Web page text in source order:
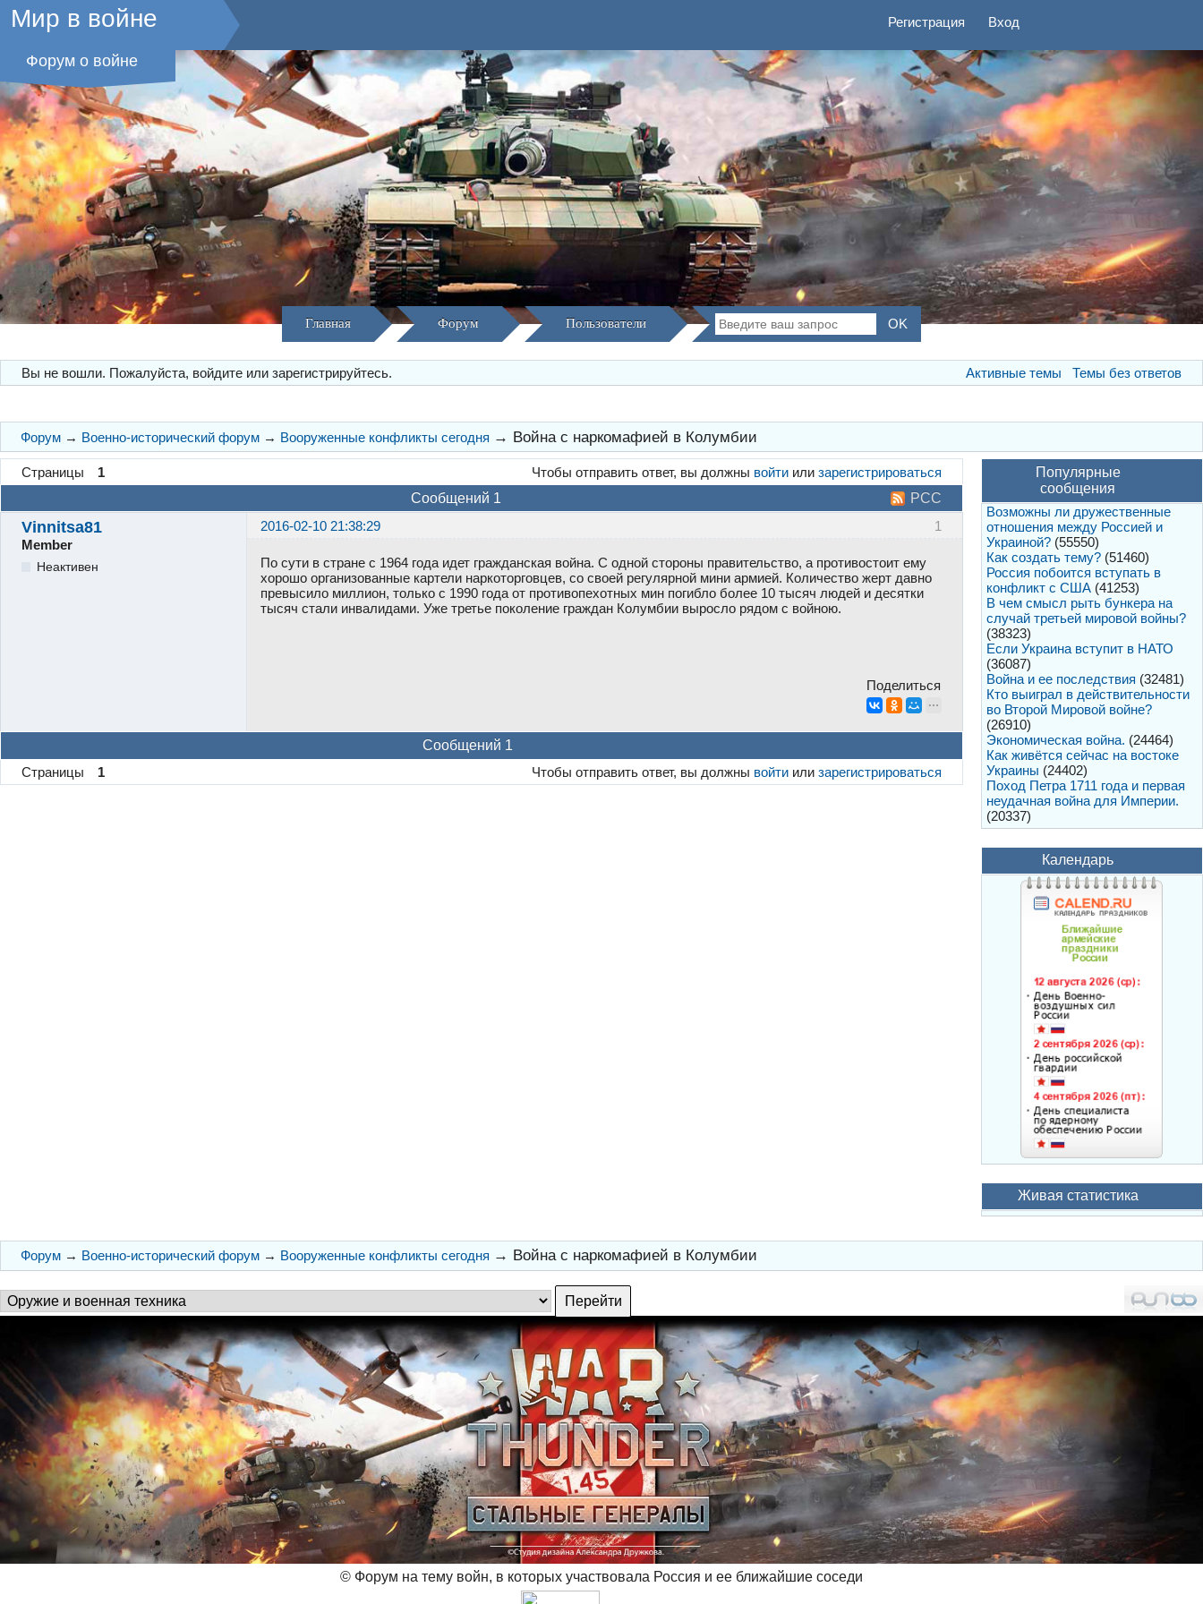
Мир в войне
Форум о войне
Регистрация Вход
Главная Форум Пользователи
Вы не вошли. Пожалуйста, войдите или зарегистрируйтесь. Активные темы Темы без ответов
Форум → Военно-исторический форум → Вооруженные конфликты сегодня → Война с наркомафией в Колумбии
Страницы 1 Чтобы отправить ответ, вы должны войти илизарегистрироваться
РСС
Сообщений 1
1
Vinnitsa81
2016-02-10 21:38:29
Member
Неактивен
По сути в стране с 1964 года идет гражданская война. С одной стороны правительство, а противостоит ему
хорошо организованные картели наркоторговцев, со своей регулярной мини армией. Количество жерт давно
превысило миллион, только с 1990 года от противопехотных мин погибло более 10 тысяч людей и десятки
тысяч стали инвалидами. Уже третье поколение граждан Колумбии выросло рядом с войною.
Поделиться
Сообщений 1
Страницы
1 Чтобы отправить ответ, вы должны войти илизарегистрироваться
Популярные
сообщения
Возможны ли дружественные
отношения между Россией и
Украиной? (55550)
Как создать тему? (51460)
Россия побоится вступать в
конфликт с США (41253)
В чем смысл рыть бункера на
случай третьей мировой войны?
(38323)
Если Украина вступит в НАТО
(36087)
Война и ее последствия (32481)
Кто выиграл в действительности
во Второй Мировой войне?
(26910)
Экономическая война. (24464)
Как живётся сейчас на востоке
Украины (24402)
Поход Петра 1711 года и первая
неудачная война для Империи.
(20337)
Календарь
Живая статистика
Форум → Военно-исторический форум → Вооруженные конфликты сегодня → Война с наркомафией в Колумбии
© Форум на тему войн, в которых участвовала Россия и ее ближайшие соседи